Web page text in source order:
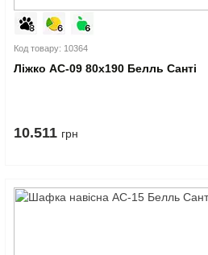
Код товару: 10364
Ліжко АС-09 80x190 Белль Санті
10.511 грн